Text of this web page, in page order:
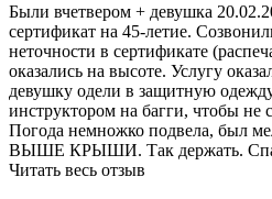
Были вчетвером + девушка
сертификат на 45-летие.
неточности в сертификате
оказались на высоте. Услугу
девушку одели в защитную
инструктором на багги, чтобы не
Погода немножко подвела, был
ВЫШЕ КРЫШИ. Так держать.
Читать весь отзыв